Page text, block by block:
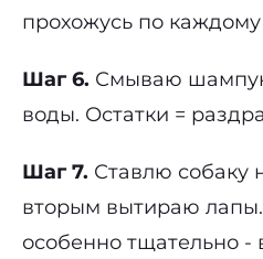
прохожусь по
Шаг 6. Смываю
воды. Остатки =
Шаг 7. Ставлю собаку
вторым вытираю
особенно тщательно -